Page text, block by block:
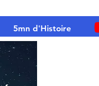
5mn d'Histoire